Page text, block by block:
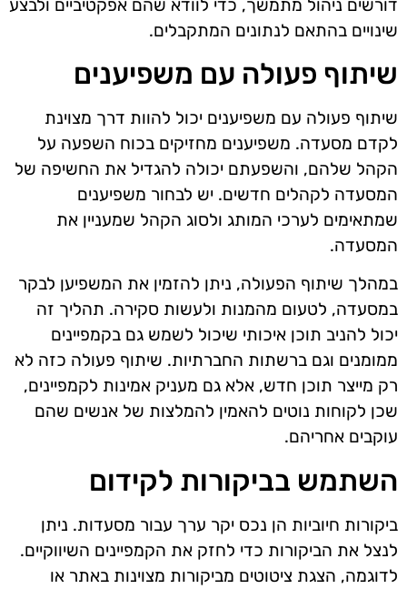
דורשים ניהול מתמשך, כדי לוודא שהם אפקטיביים ולבצע
שינויים בהתאם לנתונים המתקבלים.
שיתוף פעולה עם משפיענים
שיתוף פעולה עם משפיענים יכול להוות דרך מצוינת
לקדם מסעדה. משפיענים מחזיקים בכוח השפעה על
הקהל שלהם, והשפעתם יכולה להגדיל את החשיפה של
המסעדה לקהלים חדשים. יש לבחור משפיענים
שמתאימים לערכי המותג ולסוג הקהל שמעניין את
המסעדה.
במהלך שיתוף הפעולה, ניתן להזמין את המשפיען לבקר
במסעדה, לטעום מהמנות ולעשות סקירה. תהליך זה
יכול להניב תוכן איכותי שיכול לשמש גם בקמפיינים
ממומנים וגם ברשתות החברתיות. שיתוף פעולה כזה לא
רק מייצר תוכן חדש, אלא גם מעניק אמינות לקמפיינים,
שכן לקוחות נוטים להאמין להמלצות של אנשים שהם
עוקבים אחריהם.
השתמש בביקורות לקידום
ביקורות חיוביות הן נכס יקר ערך עבור מסעדות. ניתן
לנצל את הביקורות כדי לחזק את הקמפיינים השיווקיים.
לדוגמה, הצגת ציטוטים מביקורות מצוינות באתר או